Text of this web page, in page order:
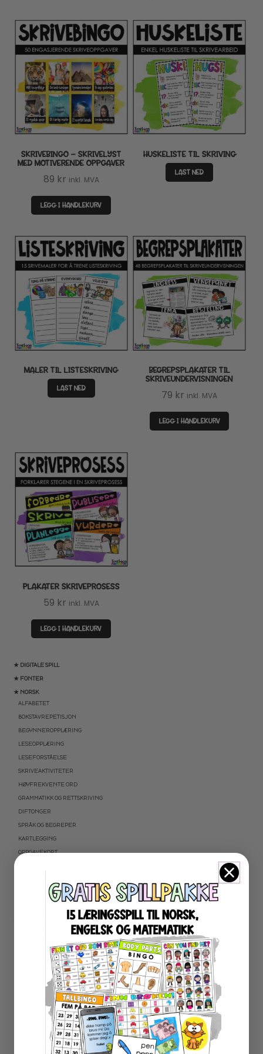
★ DIGITALE SPILL
★ FONTER
★ NORSK
ALFABETET
BOKSTAVREPETISJON
BEGYNNEROPPLÆRING
LESEOPPLÆRING
LESEFORSTÅELSE
SKRIVEAKTIVITETER
HØYFREKVENTE ORD
GRAMMATIKK OG RETTSKRIVING
DIFTONGER
SPRÅK OG BEGREPER
KARTLEGGING
OPPGAVEKORT
ARBEIDSARK
TALLFORSTÅELSE OG REGNEFERDIGHETER
ADDIDSJON OG SUBTRAKSJON
MULTIPLIKASJON OG DIVISJON
TEKSTOPPGAVER
KARTLEGGING
SKRIVEBINGO – SKRIVELYST
MED MOTIVERENDE OPPGAVER
89 kr inkl. MVA
LEGG I HANDLEKURV
HUSKELISTE TIL SKRIVING
LAST NED
MALER TIL LISTESKRIVING
LAST NED
BEGREPSPLAKATER TIL
SKRIVEUNDERVISNINGEN
79 kr inkl. MVA
LEGG I HANDLEKURV
PLAKATER SKRIVEPROSESS
59 kr inkl. MVA
LEGG I HANDLEKURV